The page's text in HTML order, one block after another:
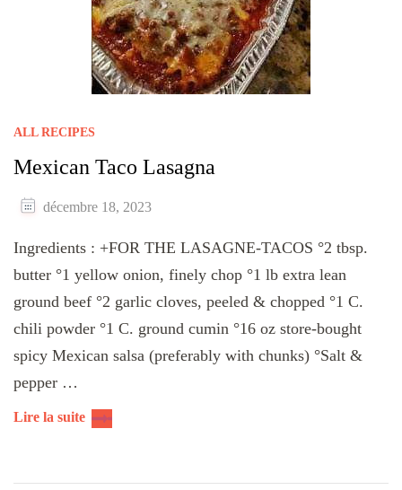
ALL RECIPES
Mexican Taco Lasagna
décembre 18, 2023
Ingredients : +FOR THE LASAGNE-TACOS °2 tbsp.
butter °1 yellow onion, finely chop °1 lb extra lean
ground beef °2 garlic cloves, peeled & chopped °1 C.
chili powder °1 C. ground cumin °16 oz store-bought
spicy Mexican salsa (preferably with chunks) °Salt &
pepper …
Lire la suite